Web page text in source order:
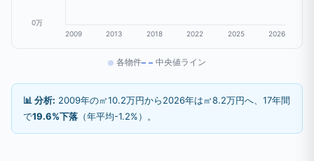
0万
2009
2013 2018 2022 2025 2026
各物件 中央値ライン
📊 分析: 2009年の㎡10.2万円から2026年は㎡8.2万円へ、17年間
で19.6%下落 （年平均-1.2%）。